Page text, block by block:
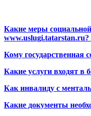
Какие меры
www.uslugi.tatarstan.ru?
Кому государственная
Какие услуги входят в
Как инвалиду с
Какие документы